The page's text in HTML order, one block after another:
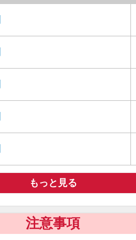
もっと見る
注意事項